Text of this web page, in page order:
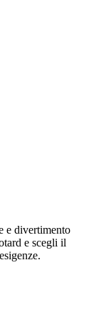
e divertimento
e scegli il